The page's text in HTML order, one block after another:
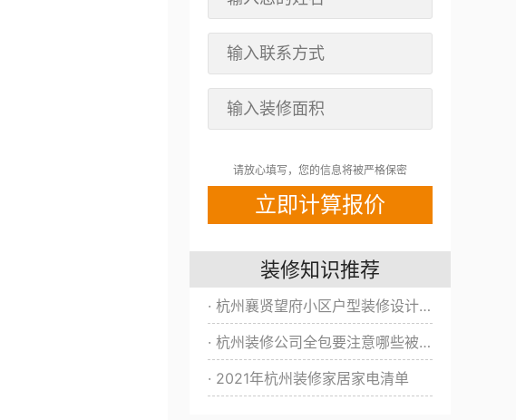
请放心填写，您的信息将被严格保密
装修知识推荐
· 杭州襄贤望府小区户型装修设计方案/效果图全新出炉！
· 杭州装修公司全包要注意哪些被坑？
· 2021年杭州装修家居家电清单